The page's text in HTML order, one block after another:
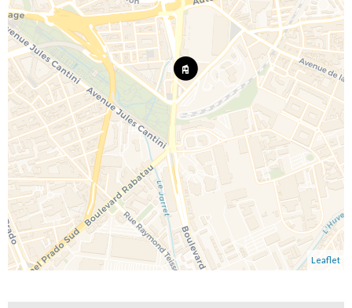
Leaflet